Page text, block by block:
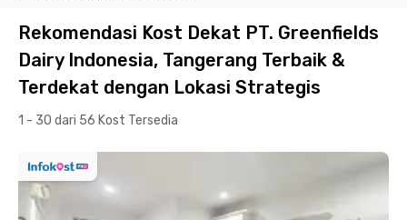
Rekomendasi Kost Dekat PT. Greenfields
Dairy Indonesia, Tangerang Terbaik &
Terdekat dengan Lokasi Strategis
1 - 30 dari 56 Kost Tersedia